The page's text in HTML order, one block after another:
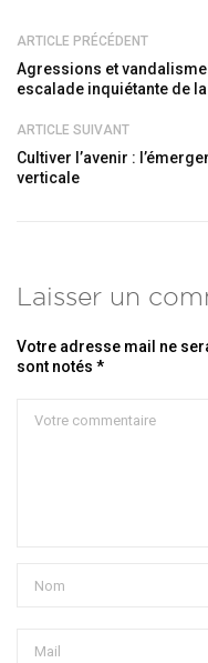
ARTICLE PRÉCÉDENT
Agressions et
escalade inquiétante de
ARTICLE SUIVANT
Cultiver l’avenir :
verticale
Laisser un
Votre adresse mail ne
sont notés *